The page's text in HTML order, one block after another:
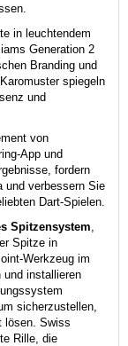
in leuchtendem
Generation 2
Branding und
spiegeln
und
von
App und
fordern
und verbessern Sie
Dart-Spielen.
Spitzensystem
Spitze in
Werkzeug im
installieren
sicherzustellen,
lösen. Swiss
Rille, die